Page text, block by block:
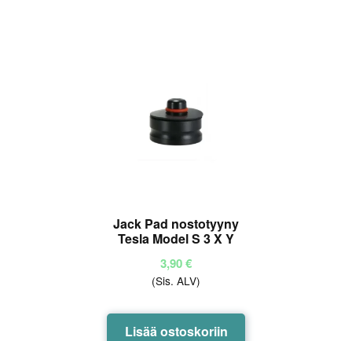
Jack Pad nostotyyny
Tesla Model S 3 X Y
3,90€
(Sis. ALV)
Lisää ostoskoriin